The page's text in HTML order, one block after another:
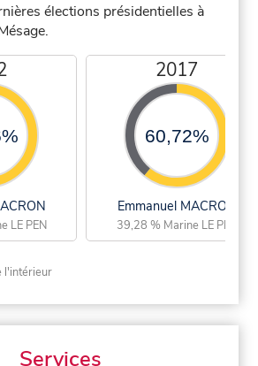
élections présidentielles à
LE PEN
2017
60,72%
Emmanuel MACRON
39,28 % Marine LE PEN
l'intérieur
Services